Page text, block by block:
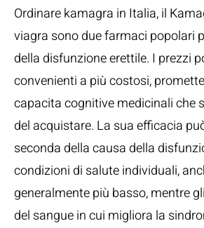
Ordinare kamagra in Italia, il
viagra sono due farmaci popolari
della disfunzione erettile. I prezzi
convenienti a più costosi,
capacita cognitive medicinali che
del acquistare. La sua efficacia
seconda della causa della
condizioni di salute individuali,
generalmente più basso, mentre
del sangue in cui migliora la